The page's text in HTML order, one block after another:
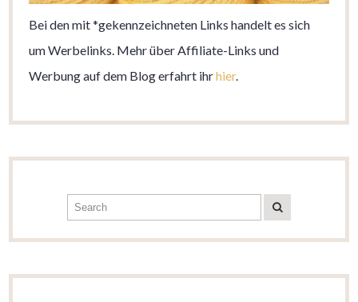
Bei den mit *gekennzeichneten Links handelt es sich
um Werbelinks. Mehr über Affiliate-Links und
Werbung auf dem Blog erfahrt ihrhier.